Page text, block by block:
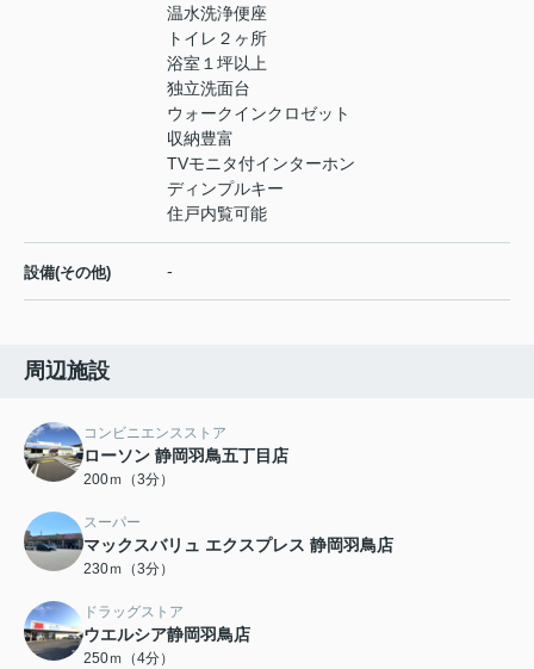
温水洗浄便座
トイレ２ヶ所
浴室１坪以上
独立洗面台
ウォークインクロゼット
収納豊富
TVモニタ付インターホン
ディンプルキー
住戸内覧可能
設備(その他) -
周辺施設
コンビニエンスストア
ローソン 静岡羽鳥五丁目店
200ｍ（3分）
スーパー
マックスバリュ エクスプレス 静岡羽鳥店
230ｍ（3分）
ドラッグストア
ウエルシア静岡羽鳥店
250ｍ（4分）